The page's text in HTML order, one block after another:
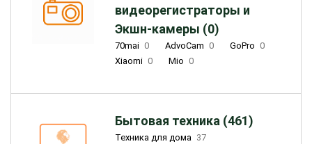
видеорегистраторы и
Экшн-камеры (0)
70mai 0 AdvoCam 0 GoPro 0
Xiaomi 0 Mio 0
Бытовая техника (461)
Техника для дома 37